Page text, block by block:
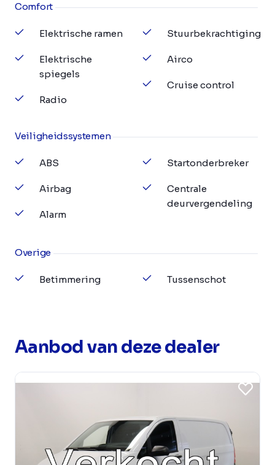
Comfort
Elektrische ramen
Elektrische
spiegels
Radio
Stuurbekrachtiging
Airco
Cruise control
Veiligheidssystemen
ABS
Airbag
Alarm
Startonderbreker
Centrale
deurvergendeling
Overige
Betimmering Tussenschot
Aanbod van deze dealer